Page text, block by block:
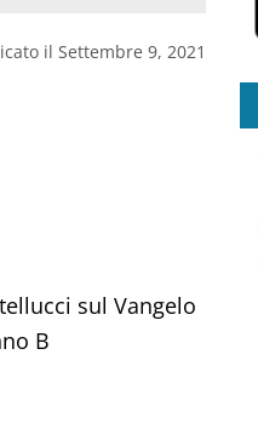
il Settembre 9, 2021
sul Vangelo
B